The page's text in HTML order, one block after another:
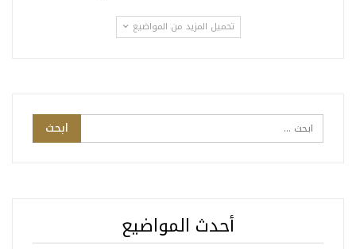
تحميل المزيد من المواضيع
أحدث المواضيع